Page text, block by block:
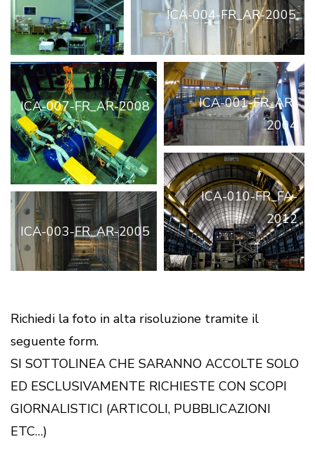
ICA-004-FR_AR-2005
ICA-007-FR_AR-2008
ICA-001-FR_AR-
2004
ICA-010-FR_FA-
2012
ICA-003-FR_AR-2005
Richiedi la foto in alta risoluzione tramite il
seguente form.
SI SOTTOLINEA CHE SARANNO ACCOLTE SOLO
ED ESCLUSIVAMENTE RICHIESTE CON SCOPI
GIORNALISTICI (ARTICOLI, PUBBLICAZIONI
ETC…)